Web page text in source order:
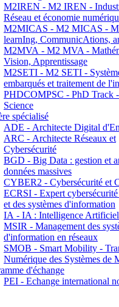
M2IREN - M2 IREN -
Réseau et économie
M2MICAS - M2 MICAS -
learnIng, CommunicAtions,
M2MVA - M2 MVA -
Vision, Apprentissage
M2SETI - M2 SETI -
embarqués et traitement de
PHDCOMPSC - PhD Track
Science
spécialisé
ADE - Architecte Digital
ARC - Architecte Réseaux et
Cybersécurité
BGD - Big Data : gestion et
données massives
CYBER2 - Cybersécurité et
ECRSI - Expert cybersécurité
et des systèmes d'information
IA - IA : Intelligence
MSIR - Management des
d'information en réseaux
SMOB - Smart Mobility -
Numérique des Systèmes de
d'échange
PEI - Echange international